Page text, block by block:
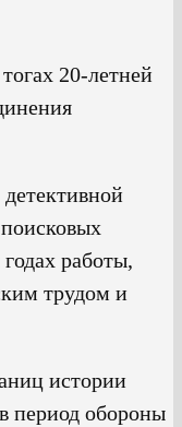
20-летней
работы,
трудом и
истории
период обороны